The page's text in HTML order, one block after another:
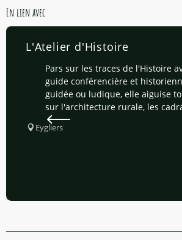
En lien avec
L'Atelier d'Histoire
Pars sur les traces de l'Histoire
guide conférencière et
guidée ou ludique, elle aiguise
sur l'architecture rurale, les
Eygliers